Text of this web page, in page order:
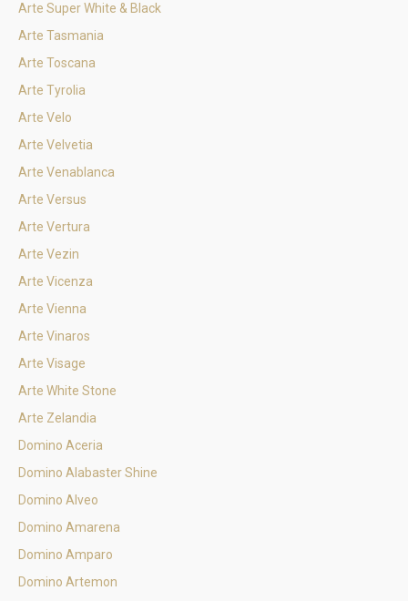
Arte Super White & Black
Arte Tasmania
Arte Toscana
Arte Tyrolia
Arte Velo
Arte Velvetia
Arte Venablanca
Arte Versus
Arte Vertura
Arte Vezin
Arte Vicenza
Arte Vienna
Arte Vinaros
Arte Visage
Arte White Stone
Arte Zelandia
Domino Aceria
Domino Alabaster Shine
Domino Alveo
Domino Amarena
Domino Amparo
Domino Artemon